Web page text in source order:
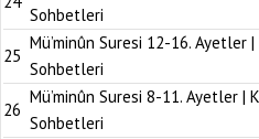
Sohbetleri
25
Mü’minûn Suresi 12-16. Ayetler |
Sohbetleri
26
Mü’minûn Suresi 8-11. Ayetler |
Sohbetleri